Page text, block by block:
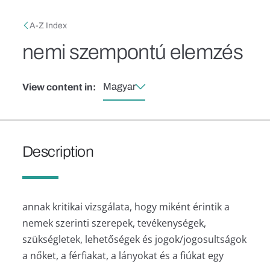
Breadcrumb
A-Z Index
nemi szempontú elemzés
View content in: Magyar
Description
annak kritikai vizsgálata, hogy miként érintik a
nemek szerinti szerepek, tevékenységek,
szükségletek, lehetőségek és jogok/jogosultságok
a nőket, a férfiakat, a lányokat és a fiúkat egy